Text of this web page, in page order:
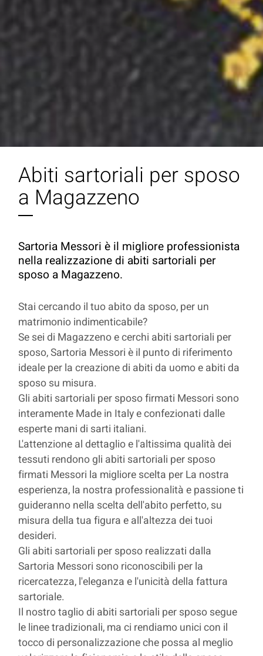
Abiti sartoriali per sposo
a Magazzeno
Sartoria Messori è il migliore professionista
nella realizzazione di abiti sartoriali per
sposo a Magazzeno.
Stai cercando il tuo abito da sposo, per un
matrimonio indimenticabile?
Se sei di Magazzeno e cerchi abiti sartoriali per
sposo, Sartoria Messori è il punto di riferimento
ideale per la creazione di abiti da uomo e abiti da
sposo su misura.
Gli abiti sartoriali per sposo firmati Messori sono
interamente Made in Italy e confezionati dalle
esperte mani di sarti italiani.
L'attenzione al dettaglio e l'altissima qualità dei
tessuti rendono gli abiti sartoriali per sposo
firmati Messori la migliore scelta per La nostra
esperienza, la nostra professionalità e passione ti
guideranno nella scelta dell'abito perfetto, su
misura della tua figura e all'altezza dei tuoi
desideri.
Gli abiti sartoriali per sposo realizzati dalla
Sartoria Messori sono riconoscibili per la
ricercatezza, l'eleganza e l'unicità della fattura
sartoriale.
Il nostro taglio di abiti sartoriali per sposo segue
le linee tradizionali, ma ci rendiamo unici con il
tocco di personalizzazione che possa al meglio